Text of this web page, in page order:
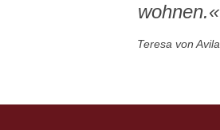
wohnen.«
Teresa von Avila